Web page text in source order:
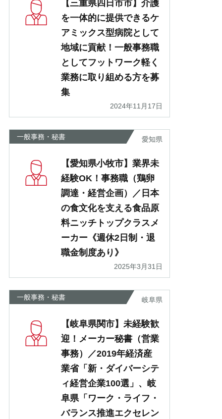
【三重県四日市市】介護
を一体的に提供できるケ
アミックス型病院として
地域に貢献！一般事務職
としてフットワーク軽く
業務に取り組める方を募
集
2024年11月17日
一般事務・秘書 愛知県
【愛知県小牧市】業界未
経験OK！事務職（鶏卵
調達・経営企画）／日本
の食文化を支える食品原
料ニッチトップクラスメ
ーカー《週休2日制・退
職金制度あり》
2025年3月31日
一般事務・秘書 岐阜県
【岐阜県関市】未経験歓
迎！メーカー秘書（営業
事務）／2019年経済産
業省「新・ダイバーシテ
ィ経営企業100選」、岐
阜県「ワーク・ライフ・
バランス推進エクセレン